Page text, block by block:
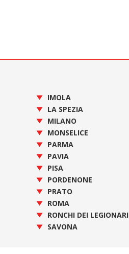
IMOLA
LA SPEZIA
MILANO
MONSELICE
PARMA
PAVIA
PISA
PORDENONE
PRATO
ROMA
RONCHI DEI LEGIONARI
SAVONA